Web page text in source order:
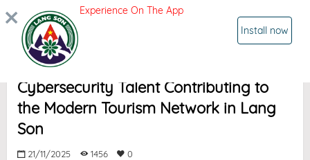
NGO HOANG ANH born 2010 – Young
Cybersecurity Talent Contributing to
the Modern Tourism Network in Lang
Son
21/11/2025 1456 0
Experience On The App
Install now